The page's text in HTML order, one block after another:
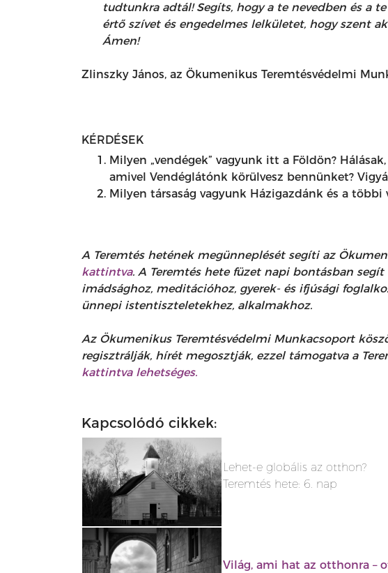
tudtunkra adtál! Segíts, hogy a te nevedben és a
értő szívet és engedelmes lelkületet, hogy szent
Ámen!
Zlinszky János, az Ökumenikus Teremtésvédelmi
KÉRDÉSEK
Milyen „vendégek” vagyunk itt a Földön?
amivel Vendéglátónk körülvesz bennünket?
Milyen társaság vagyunk Házigazdánk és a
A Teremtés hetének megünneplését segíti az
kattintva. A Teremtés hete füzet napi bontásban
imádsághoz, meditációhoz, gyerek- és ifjúsági
ünnepi istentiszteletekhez, alkalmakhoz.
Az Ökumenikus Teremtésvédelmi Munkacsoport
regisztrálják, hírét megosztják, ezzel támogatva a
kattintva lehetséges.
Kapcsolódó cikkek:
Lehet-e globális az otthon?
Teremtés hete: 6. nap
Világ, ami hat az otthonra –